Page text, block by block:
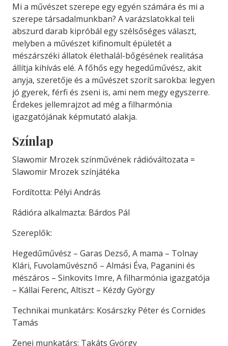
Mi a művészet szerepe egy egyén számára és mi a
szerepe társadalmunkban? A varázslatokkal teli
abszurd darab kipróbál egy szélsőséges választ,
melyben a művészet kifinomult épületét a
mészárszéki állatok élethalál-bőgésének realitása
állítja kihívás elé. A főhős egy hegedűművész, akit
anyja, szeretője és a művészet szorít sarokba: legyen
jó gyerek, férfi és zseni is, ami nem megy egyszerre.
Érdekes jellemrajzot ad még a filharmónia
igazgatójának képmutató alakja.
Színlap
Slawomir Mrozek színművének rádióváltozata =
Slawomir Mrozek színjátéka
Fordította: Pélyi András
Rádióra alkalmazta: Bárdos Pál
Szereplők:
Hegedűművész – Garas Dezső, A mama – Tolnay
Klári, Fuvolaművésznő – Almási Éva, Paganini és
mészáros – Sinkovits Imre, A filharmónia igazgatója
– Kállai Ferenc, Altiszt – Kézdy György
Technikai munkatárs: Kosárszky Péter és Cornides
Tamás
Zenei munkatárs: Takáts György